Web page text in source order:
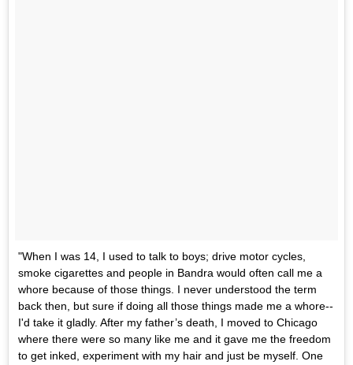
"When I was 14, I used to talk to boys; drive motor cycles,
smoke cigarettes and people in Bandra would often call me a
whore because of those things. I never understood the term
back then, but sure if doing all those things made me a whore--
I'd take it gladly. After my father’s death, I moved to Chicago
where there were so many like me and it gave me the freedom
to get inked, experiment with my hair and just be myself. One